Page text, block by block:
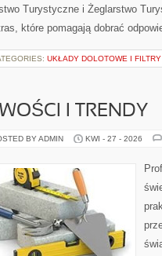
Turystyczne i Żeglarstwo
które pomagają dobrać
UKŁADY DOLOTOWE I
I TRENDY
BY ADMIN KWI - 27 - 2026